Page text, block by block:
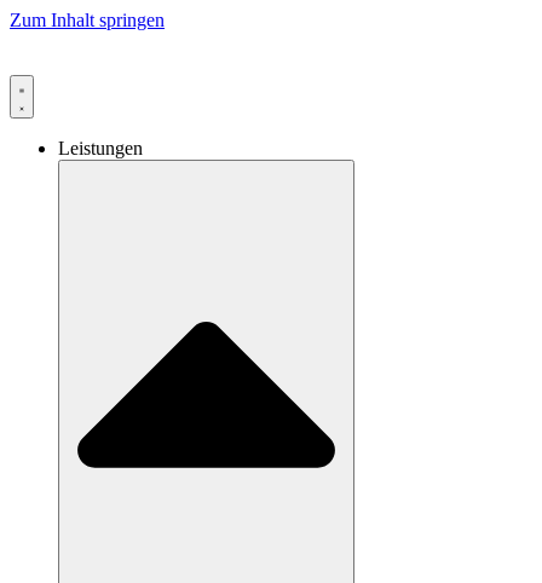
Zum Inhalt springen
Leistungen